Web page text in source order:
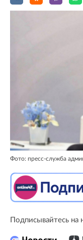
Фото: пресс-служба
Подписывайтесь на